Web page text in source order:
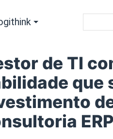
de TI
que
ERP